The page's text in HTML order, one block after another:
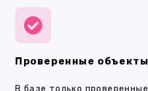
Проверенные объекты